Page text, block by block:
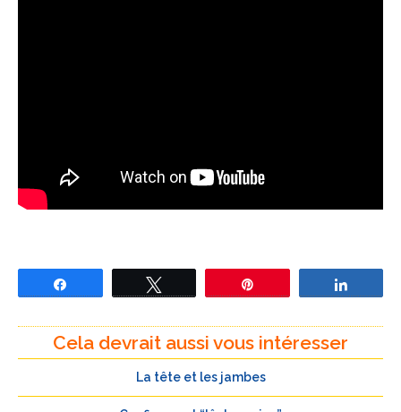
Cela devrait aussi vous intéresser
La tête et les jambes